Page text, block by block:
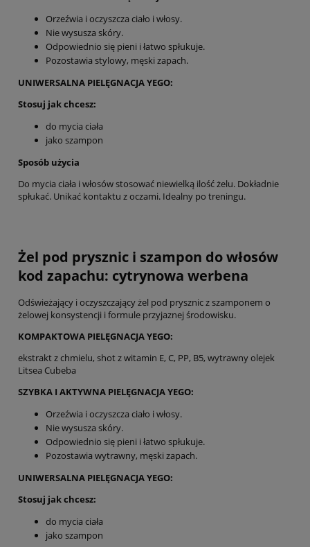
Orzeźwia i oczyszcza ciało i włosy.
Nie wysusza skóry.
Odpowiednio się pieni i łatwo spłukuje.
Pozostawia stylowy, męski zapach.
UNIWERSALNA PIELĘGNACJA YEGO:
Stosuj jak chcesz:
do mycia ciała
jako szampon
Sposób użycia
Do mycia ciała i włosów stosować niewielką ilość żelu. Dokładnie
spłukać. Unikać kontaktu z oczami. Idealny po treningu.
Żel pod prysznic i szampon do włosów
kod zapachu: cytrynowa werbena
Odświeżający i oczyszczający żel pod prysznic z szamponem o
żelowej konsystencji i formule przyjaznej środowisku.
KOMPAKTOWA PIELĘGNACJA YEGO:
ekstrakt z chmielu, shot z witamin E, C, PP, B5, wytrawny olejek
Litsea Cubeba
SZYBKA I AKTYWNA PIELĘGNACJA YEGO:
Orzeźwia i oczyszcza ciało i włosy.
Nie wysusza skóry.
Odpowiednio się pieni i łatwo spłukuje.
Pozostawia wytrawny, męski zapach.
UNIWERSALNA PIELĘGNACJA YEGO:
Stosuj jak chcesz:
do mycia ciała
jako szampon